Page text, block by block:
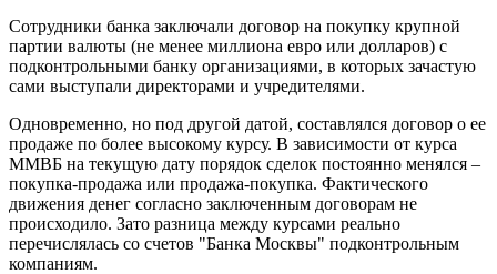
Сотрудники банка заключали договор на покупку крупной
партии валюты (не менее миллиона евро или долларов) с
подконтрольными банку организациями, в которых зачастую
сами выступали директорами и учредителями.
Одновременно, но под другой датой, составлялся договор о ее
продаже по более высокому курсу. В зависимости от курса
ММВБ на текущую дату порядок сделок постоянно менялся –
покупка-продажа или продажа-покупка. Фактического
движения денег согласно заключенным договорам не
происходило. Зато разница между курсами реально
перечислялась со счетов "Банка Москвы" подконтрольным
компаниям.